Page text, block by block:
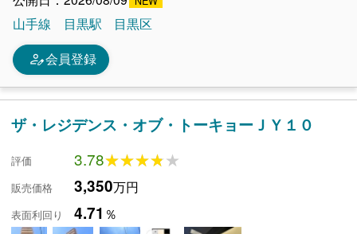
山手線
目黒駅 目黒区
person_edit会員登録
ザ・レジデンス・オブ・トーキョーＪＹ１０
評価 3.78★★★★★
★★★★★
販売価格 3,350万円
表面利回り 4.71 ％